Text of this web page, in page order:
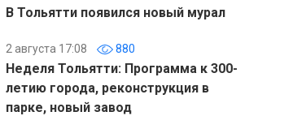
В Тольятти появился новый мурал
2 августа 17:08 880
Неделя Тольятти: Программа к 300-
летию города, реконструкция в
парке, новый завод